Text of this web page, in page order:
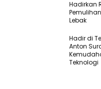
Hadirkan
Lebak
Hadir di
Anton
Teknologi ​